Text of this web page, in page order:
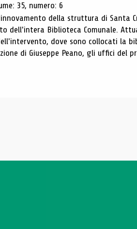
35, numero: 6
della struttura di Santa
dell'intera Biblioteca Comunale.
dove sono collocati la
di Giuseppe Peano, gli uffici del